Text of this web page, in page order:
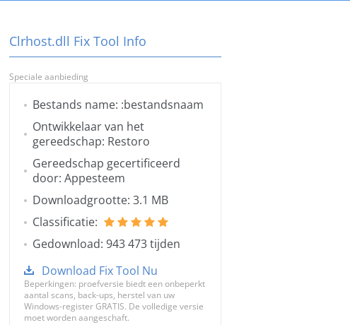
Clrhost.dll Fix Tool Info
Speciale aanbieding
Bestands name: :bestandsnaam
Ontwikkelaar van het
gereedschap: Restoro
Gereedschap gecertificeerd
door: Appesteem
Downloadgrootte: 3.1 MB
Classificatie:
Gedownload: 943 473 tijden
Download Fix Tool Nu
Beperkingen: proefversie biedt een onbeperkt
aantal scans, back-ups, herstel van uw
Windows-register GRATIS. De volledige versie
moet worden aangeschaft.